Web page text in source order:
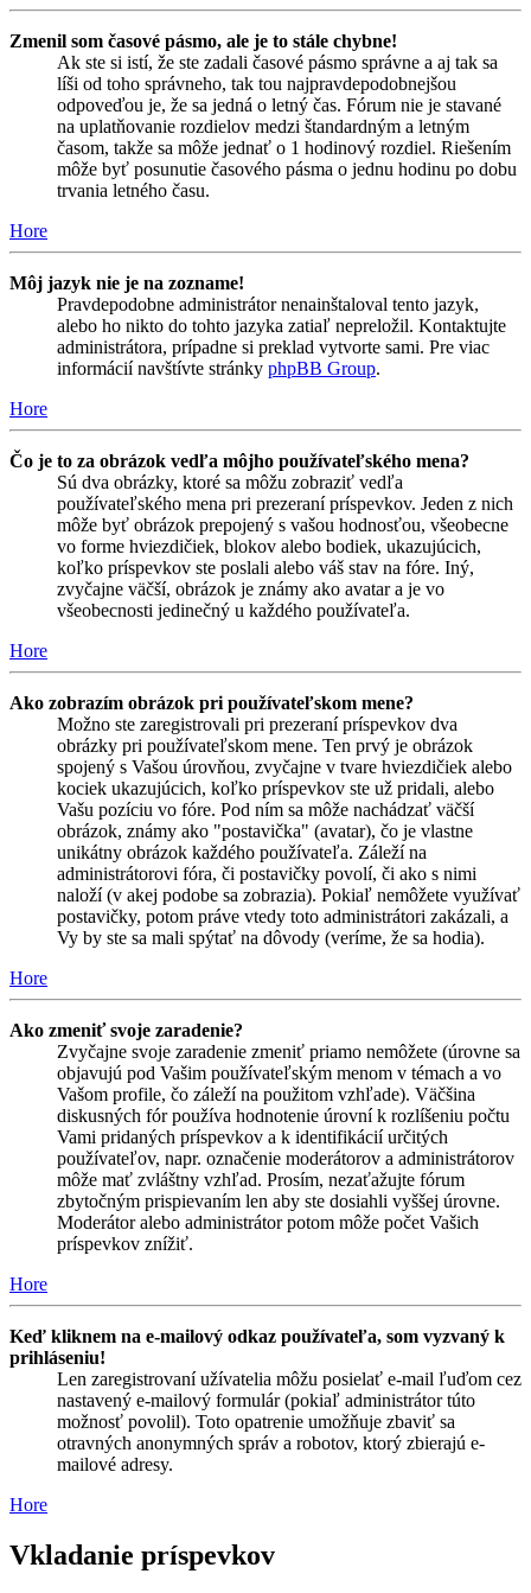
Zmenil som časové pásmo, ale je to stále chybne!
Ak ste si istí, že ste zadali časové pásmo správne a aj tak sa
líši od toho správneho, tak tou najpravdepodobnejšou
odpoveďou je, že sa jedná o letný čas. Fórum nie je stavané
na uplatňovanie rozdielov medzi štandardným a letným
časom, takže sa môže jednať o 1 hodinový rozdiel. Riešením
môže byť posunutie časového pásma o jednu hodinu po dobu
trvania letného času.
Hore
Môj jazyk nie je na zozname!
Pravdepodobne administrátor nenainštaloval tento jazyk,
alebo ho nikto do tohto jazyka zatiaľ nepreložil. Kontaktujte
administrátora, prípadne si preklad vytvorte sami. Pre viac
informácií navštívte stránky phpBB Group.
Hore
Čo je to za obrázok vedľa môjho používateľského mena?
Sú dva obrázky, ktoré sa môžu zobraziť vedľa
používateľského mena pri prezeraní príspevkov. Jeden z nich
môže byť obrázok prepojený s vašou hodnosťou, všeobecne
vo forme hviezdičiek, blokov alebo bodiek, ukazujúcich,
koľko príspevkov ste poslali alebo váš stav na fóre. Iný,
zvyčajne väčší, obrázok je známy ako avatar a je vo
všeobecnosti jedinečný u každého používateľa.
Hore
Ako zobrazím obrázok pri používateľskom mene?
Možno ste zaregistrovali pri prezeraní príspevkov dva
obrázky pri používateľskom mene. Ten prvý je obrázok
spojený s Vašou úrovňou, zvyčajne v tvare hviezdičiek alebo
kociek ukazujúcich, koľko príspevkov ste už pridali, alebo
Vašu pozíciu vo fóre. Pod ním sa môže nachádzať väčší
obrázok, známy ako "postavička" (avatar), čo je vlastne
unikátny obrázok každého používateľa. Záleží na
administrátorovi fóra, či postavičky povolí, či ako s nimi
naloží (v akej podobe sa zobrazia). Pokiaľ nemôžete využívať
postavičky, potom práve vtedy toto administrátori zakázali, a
Vy by ste sa mali spýtať na dôvody (veríme, že sa hodia).
Hore
Ako zmeniť svoje zaradenie?
Zvyčajne svoje zaradenie zmeniť priamo nemôžete (úrovne sa
objavujú pod Vašim používateľským menom v témach a vo
Vašom profile, čo záleží na použitom vzhľade). Väčšina
diskusných fór používa hodnotenie úrovní k rozlíšeniu počtu
Vami pridaných príspevkov a k identifikácií určitých
používateľov, napr. označenie moderátorov a administrátorov
môže mať zvláštny vzhľad. Prosím, nezaťažujte fórum
zbytočným prispievaním len aby ste dosiahli vyššej úrovne.
Moderátor alebo administrátor potom môže počet Vašich
príspevkov znížiť.
Hore
Keď kliknem na e-mailový odkaz používateľa, som vyzvaný k
prihláseniu!
Len zaregistrovaní užívatelia môžu posielať e-mail ľuďom cez
nastavený e-mailový formulár (pokiaľ administrátor túto
možnosť povolil). Toto opatrenie umožňuje zbaviť sa
otravných anonymných správ a robotov, ktorý zbierajú e-
mailové adresy.
Hore
Vkladanie príspevkov